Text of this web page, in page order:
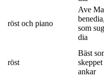
röst och piano
Ave
som
dia
röst
Bäst
ankar